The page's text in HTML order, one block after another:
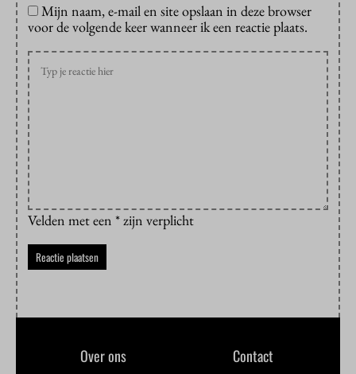
Mijn naam, e-mail en site opslaan in deze browser
voor de volgende keer wanneer ik een reactie plaats.
Velden met een * zijn verplicht
Over ons Contact